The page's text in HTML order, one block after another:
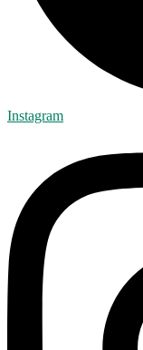
Instagram